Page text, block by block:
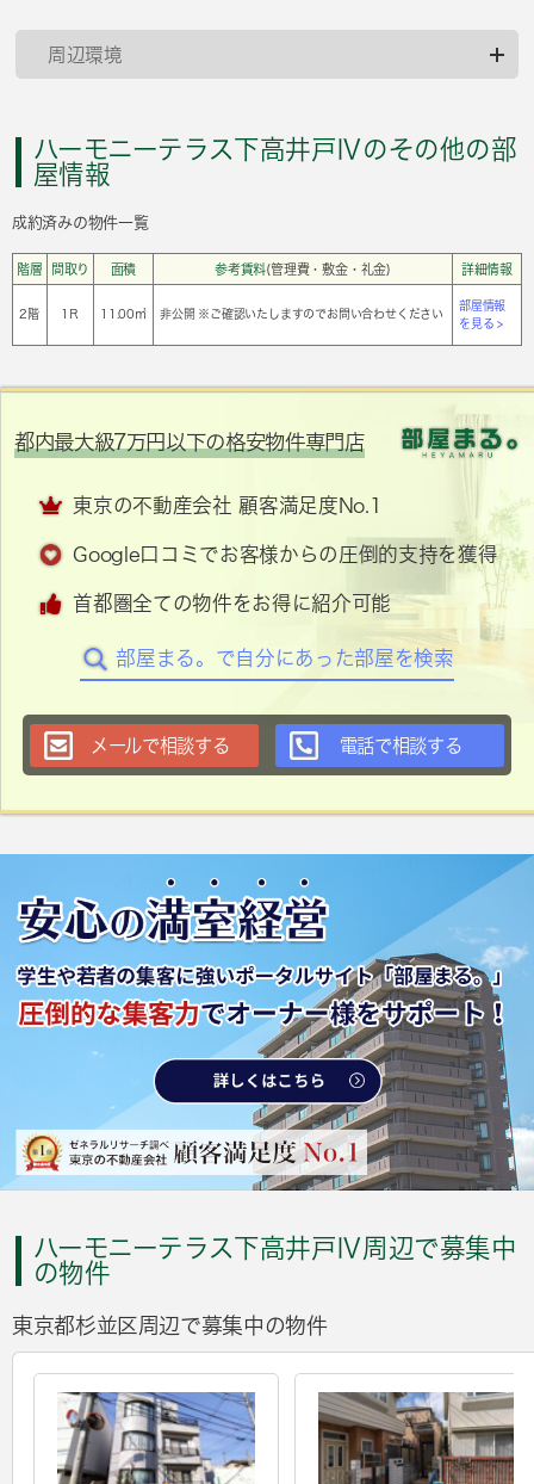
周辺環境
ハーモニーテラス下高井戸Ⅳのその他の部
屋情報
成約済みの物件一覧
階層 間取り 面積 参考賃料(管理費・敷金・礼金) 詳細情報
2階 1Ｒ 11.00㎡ 非公開 ※ご確認いたしますのでお問い合わせください
部屋情報
を見る >
都内最大級7万円以下の格安物件専門店
東京の不動産会社 顧客満足度No.1
Google口コミでお客様からの圧倒的支持を獲得
首都圏全ての物件をお得に紹介可能
部屋まる。で自分にあった部屋を検索
メールで相談する 電話で相談する
ハーモニーテラス下高井戸Ⅳ周辺で募集中
の物件
東京都杉並区周辺で募集中の物件